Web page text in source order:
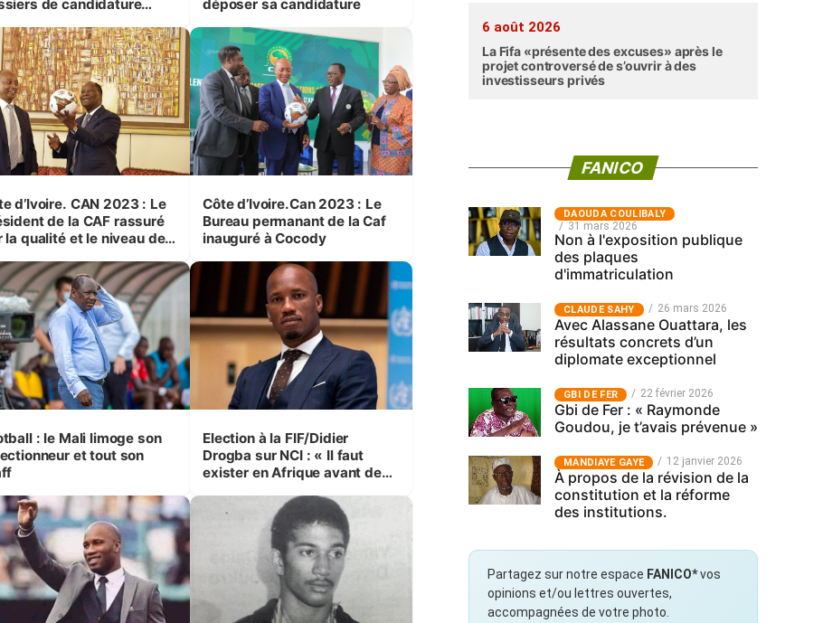
de candidature
de président de la Fif »
déposer sa candidature
d’Ivoire. CAN 2023 : Le
de la CAF rassuré
la qualité et le niveau de
Côte d’Ivoire.Can 2023 : Le
Bureau permanant de la Caf
inauguré à Cocody
: le Mali limoge son
et tout son
Election à la FIF/Didier
Drogba sur NCI : « Il faut
exister en Afrique avant de
6 août 2026
La Fifa «présente des excuses» après le
projet controversé de s’ouvrir à des
investisseurs privés
FANICO
‎DAOUDA COULIBALY
31 mars 2026
Non à l'exposition publique
des plaques
d'immatriculation
CLAUDE SAHY 26 mars 2026
Avec Alassane Ouattara, les
résultats concrets d’un
diplomate exceptionnel
GBI DE FER 22 février 2026
Gbi de Fer : « Raymonde
Goudou, je t’avais prévenue »
MANDIAYE GAYE 12 janvier 2026
À propos de la révision de la
constitution et la réforme
des institutions.
Partagez sur notre espace FANICO*vos
opinions et/ou lettres ouvertes,
accompagnées de votre photo.